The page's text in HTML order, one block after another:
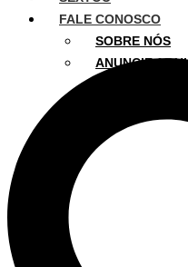
FALE CONOSCO
SOBRE NÓS
ANUNCIE AQUI